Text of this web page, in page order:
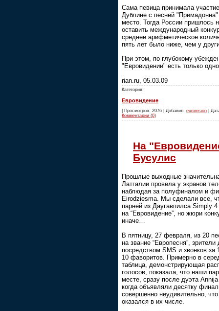
Сама певица принимала
Дублине с песней
место. Тогда России пришлось
оставить международный
среднее арифметическое
пять лет было ниже, чем у
При этом, по глубокому
"Евровидении" есть только
rian.ru, 05.03.09
Категория:
Евровидение
| Просмотров: 2076 | Добавил: eurovision |
Комментарии (0)
На
Бусулис
Прошлые выходные
Латгалии провела у экранов
наблюдая за полуфиналом и
Eirodziesma. Мы сделали все,
парней из Даугавпилса Simply
на “Евровидение”, но жюри
иначе…
В пятницу, 27 февраля, из 20
на звание “Европесня”,
посредством SMS и звонков за
10 фаворитов. Примерно в
таблица, демонстрирующая
голосов, показала, что наши
месте, сразу после дуэта
когда объявляли десятку
совершенно неудивительно,
оказался в их числе.